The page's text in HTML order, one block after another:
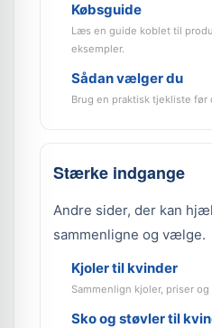
Købsguide
Læs en guide koblet til
eksempler.
Sådan vælger du
Brug en praktisk tjekliste
Stærke indgange
Andre sider, der kan
sammenligne og vælge.
Kjoler til kvinder
Sammenlign kjoler, priser og
Sko og støvler til